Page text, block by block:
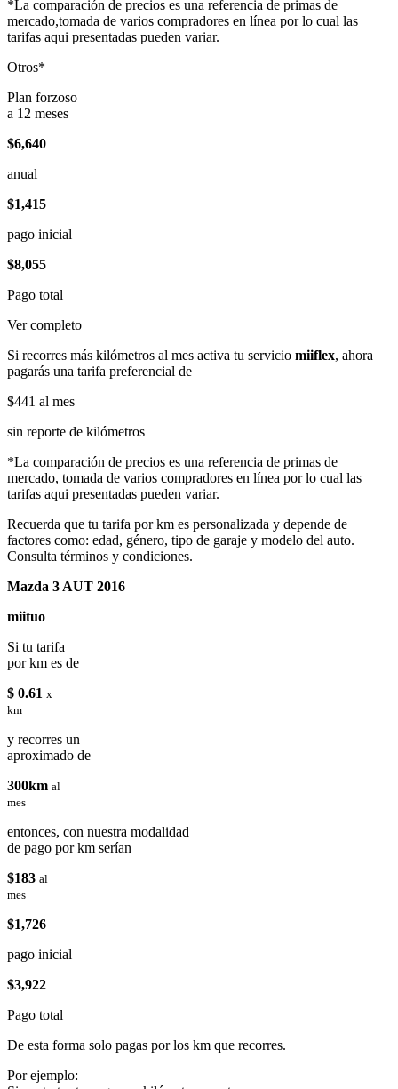
*La comparación de precios es una referencia de primas de
mercado,tomada de varios compradores en línea por lo cual las
tarifas aqui presentadas pueden variar.
Otros*
Plan forzoso
a 12 meses
$6,640
anual
$1,415
pago inicial
$8,055
Pago total
Ver completo
Si recorres más kilómetros al mes activa tu servicio miiflex, ahora
pagarás una tarifa preferencial de
$441 al mes
sin reporte de kilómetros
*La comparación de precios es una referencia de primas de
mercado, tomada de varios compradores en línea por lo cual las
tarifas aqui presentadas pueden variar.
Recuerda que tu tarifa por km es personalizada y depende de
factores como: edad, género, tipo de garaje y modelo del auto.
Consulta términos y condiciones.
Mazda 3 AUT 2016
miituo
Si tu tarifa
por km es de
$ 0.61 x
km
y recorres un
aproximado de
300km al
mes
entonces, con nuestra modalidad
de pago por km serían
$183 al
mes
$1,726
pago inicial
$3,922
Pago total
De esta forma solo pagas por los km que recorres.
Por ejemplo: